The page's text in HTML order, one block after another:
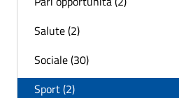
Salute (2)
Sociale (30)
Sport (2)